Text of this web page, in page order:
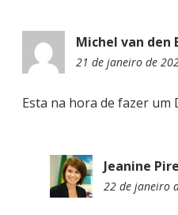
Michel van den
21 de janeiro de
Esta na hora de fazer um
Jeanine
22 de janeiro